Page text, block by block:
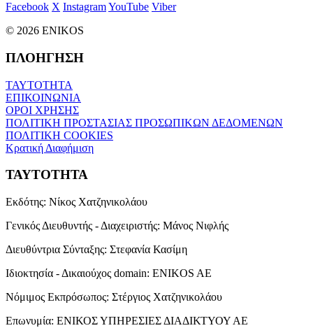
Facebook X InstagramYouTube Viber
© 2026 ENIKOS
ΠΛΟΗΓΗΣΗ
ΤΑΥΤΟΤΗΤΑ
ΕΠΙΚΟΙΝΩΝΙΑ
ΟΡΟΙ ΧΡΗΣΗΣ
ΠΟΛΙΤΙΚΗ ΠΡΟΣΤΑΣΙΑΣ ΠΡΟΣΩΠΙΚΩΝ ΔΕΔΟΜΕΝΩΝ
ΠΟΛΙΤΙΚΗ COOKIES
Κρατική Διαφήμιση
ΤΑΥΤΟΤΗΤΑ
Εκδότης: Νίκος Χατζηνικολάου
Γενικός Διευθυντής - Διαχειριστής: Μάνος Νιφλής
Διευθύντρια Σύνταξης: Στεφανία Κασίμη
Ιδιοκτησία - Δικαιούχος domain: ENIKOS AE
Νόμιμος Εκπρόσωπος: Στέργιος Χατζηνικολάου
Επωνυμία: ΕΝΙΚΟΣ ΥΠΗΡΕΣΙΕΣ ΔΙΑΔΙΚΤΥΟΥ ΑΕ